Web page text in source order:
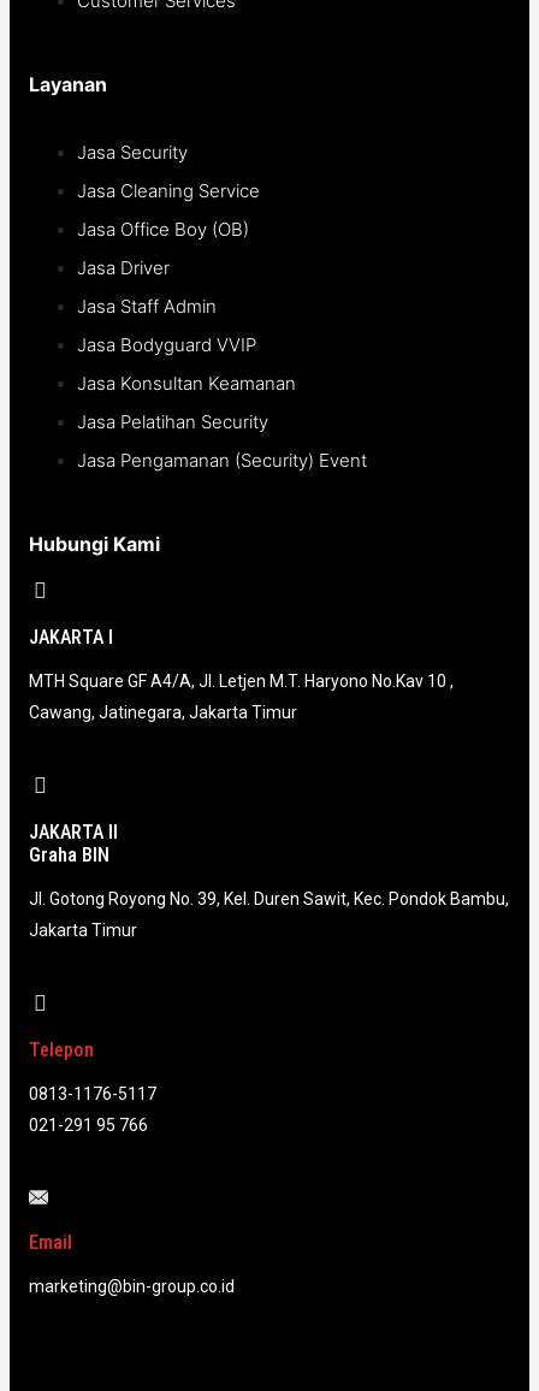
Layanan
Jasa Security
Jasa Cleaning Service
Jasa Office Boy (OB)
Jasa Driver
Jasa Staff Admin
Jasa Bodyguard VVIP
Jasa Konsultan Keamanan
Jasa Pelatihan Security
Jasa Pengamanan (Security) Event
Hubungi Kami
JAKARTA I
MTH Square GF A4/A, Jl. Letjen M.T. Haryono No.Kav 10 ,
Cawang, Jatinegara, Jakarta Timur
JAKARTA II
Graha BIN
Jl. Gotong Royong No. 39, Kel. Duren Sawit, Kec. Pondok Bambu,
Jakarta Timur
Telepon
0813-1176-5117
021-291 95 766
Email
marketing@bin-group.co.id